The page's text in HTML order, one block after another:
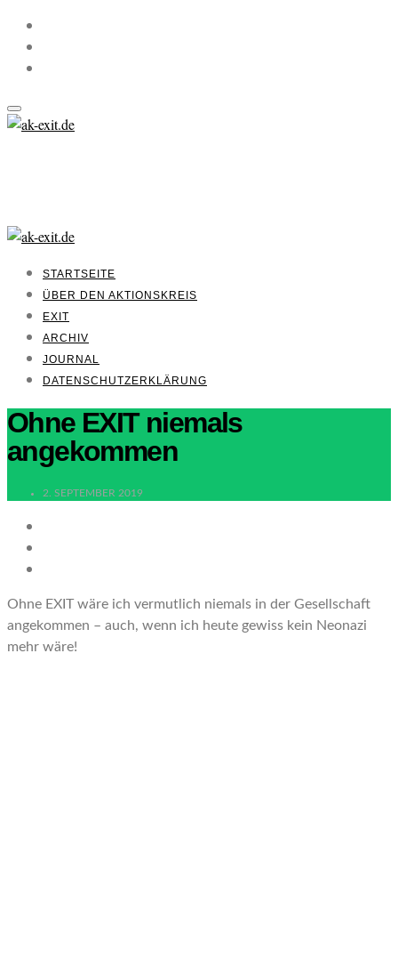
STARTSEITE
ÜBER DEN AKTIONSKREIS
EXIT
ARCHIV
JOURNAL
DATENSCHUTZERKLÄRUNG
Ohne EXIT niemals
angekommen
2. SEPTEMBER 2019
Ohne EXIT wäre ich vermutlich niemals in der Gesellschaft
angekommen – auch, wenn ich heute gewiss kein Neonazi
mehr wäre!